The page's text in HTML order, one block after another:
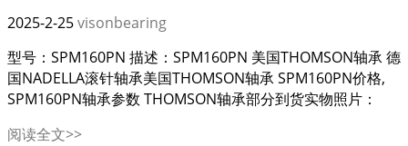
2025-2-25visonbearing
型号：SPM160PN 描述：SPM160PN 美国THOMSON轴承 德
国NADELLA滚针轴承美国THOMSON轴承 SPM160PN价格,
SPM160PN轴承参数 THOMSON轴承部分到货实物照片：
阅读全文>>